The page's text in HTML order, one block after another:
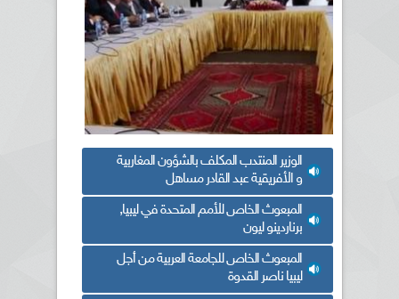
الوزير المنتدب المكلف بالشؤون المغاربية
و الأفريقية عبد القادر مساهل
المبعوث الخاص للأمم المتحدة في ليبيا,
برناردينو ليون
المبعوث الخاص للجامعة العربية من أجل
ليبيا ناصر القدوة